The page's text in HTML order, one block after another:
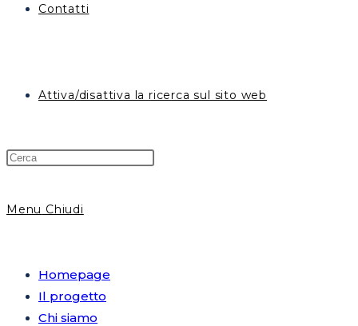
Contatti
Attiva/disattiva la ricerca sul sito web
Menu Chiudi
Homepage
Il progetto
Chi siamo